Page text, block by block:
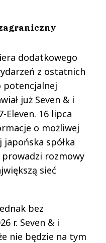
dodatkowego
z ostatnich
potencjalnej
już Seven & i
Eleven. 16 lipca
o możliwej
spółka
prowadzi rozmowy
sieć
bez
r. Seven & i
nie będzie na tym